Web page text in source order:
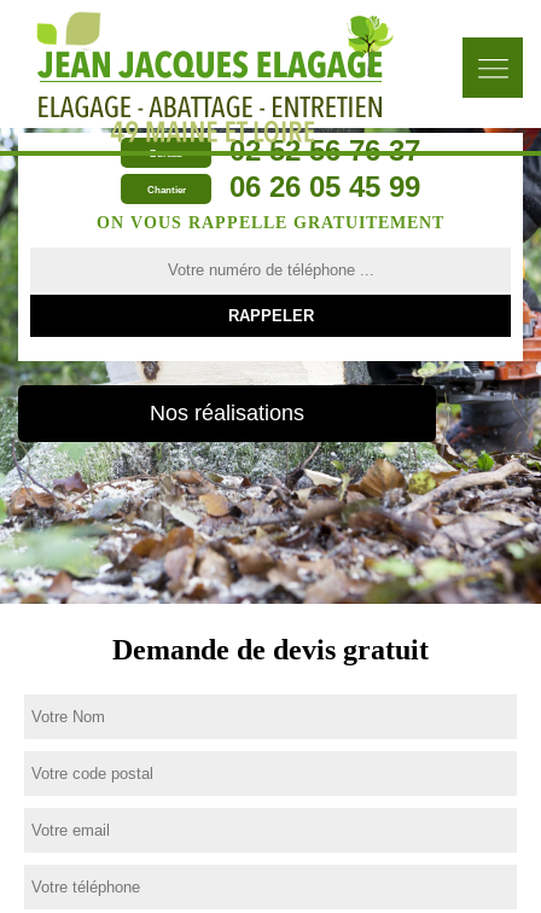
Bureau 02 52 56 76 37
Chantier 06 26 05 45 99
ON VOUS RAPPELLE GRATUITEMENT
Nos réalisations
Demande de devis gratuit